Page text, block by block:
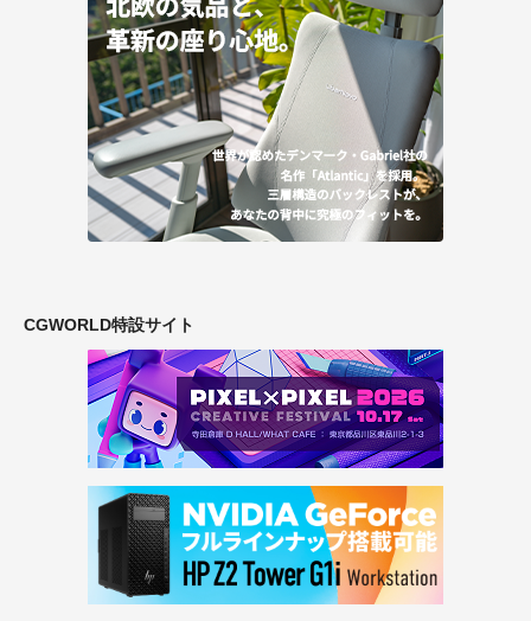
CGWORLD特設サイト